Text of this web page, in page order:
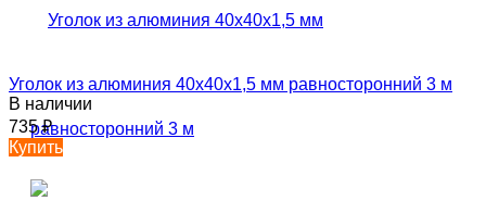
Уголок из алюминия 40х40х1,5 мм равносторонний 3 м
В наличии
735₽
Купить